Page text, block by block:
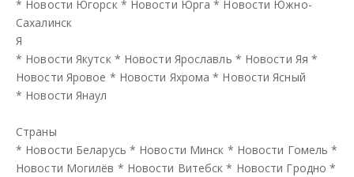
* Новости Югорск * Новости Юрга * Новости Южно-
Сахалинск
Я
* Новости Якутск * Новости Ярославль * Новости Яя *
Новости Яровое * Новости Яхрома * Новости Ясный
* Новости Янаул
Страны
* Новости Беларусь * Новости Минск * Новости Гомель *
Новости Могилёв * Новости Витебск * Новости Гродно *